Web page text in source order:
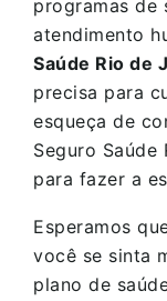
programas de
atendimento
Saúde Rio de
precisa para
esqueça de
Seguro
para fazer a
Esperamos
você se sinta
plano de